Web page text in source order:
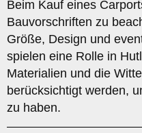
Beim Kauf eines
Bauvorschriften zu
Größe, Design und
spielen eine Rolle in
Materialien und die
berücksichtigt werden,
zu haben.